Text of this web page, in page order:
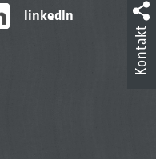
linkedIn
Kontakt